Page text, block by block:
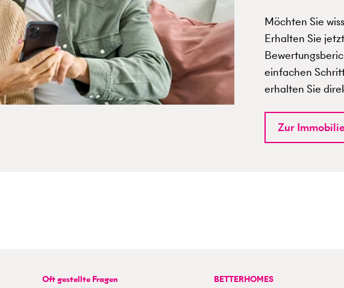
Möchten Sie
Erhalten Sie
einfachen
erhalten Sie
Zur
Oft gestellte Fragen BETTERHOMES